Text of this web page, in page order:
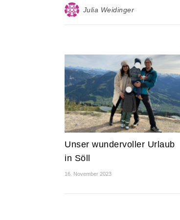
Julia Weidinger
Unser wundervoller Urlaub
in Söll
16. November 2023